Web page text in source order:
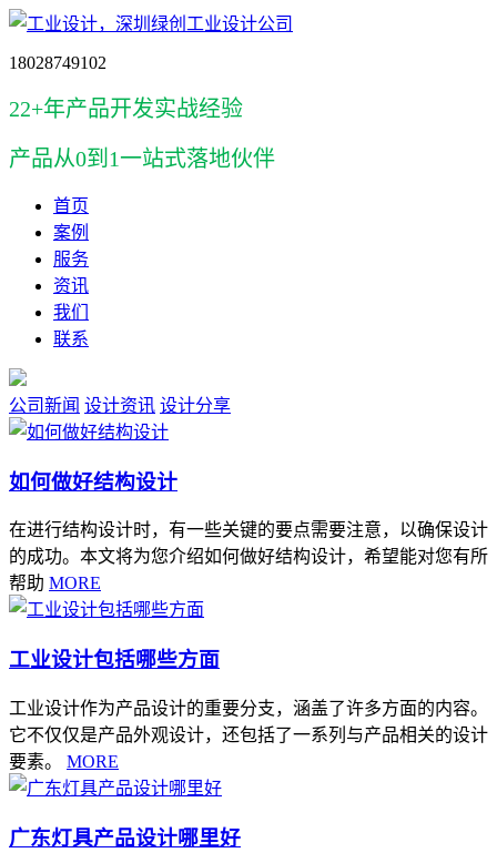
18028749102
22+年产品开发实战经验
产品从0到1一站式落地伙伴
首页
案例
服务
资讯
我们
联系
公司新闻 设计资讯 设计分享
如何做好结构设计
在进行结构设计时，有一些关键的要点需要注意，以确保设计
的成功。本文将为您介绍如何做好结构设计，希望能对您有所
帮助 MORE
工业设计包括哪些方面
工业设计作为产品设计的重要分支，涵盖了许多方面的内容。
它不仅仅是产品外观设计，还包括了一系列与产品相关的设计
要素。
MORE
广东灯具产品设计哪里好